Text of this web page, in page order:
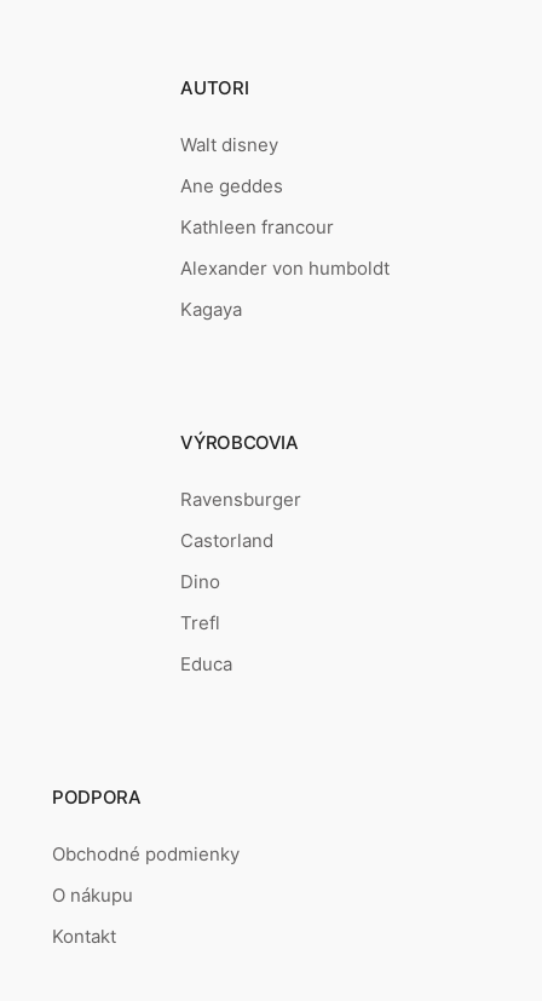
AUTORI
Walt disney
Ane geddes
Kathleen francour
Alexander von humboldt
Kagaya
VÝROBCOVIA
Ravensburger
Castorland
Dino
Trefl
Educa
PODPORA
Obchodné podmienky
O nákupu
Kontakt